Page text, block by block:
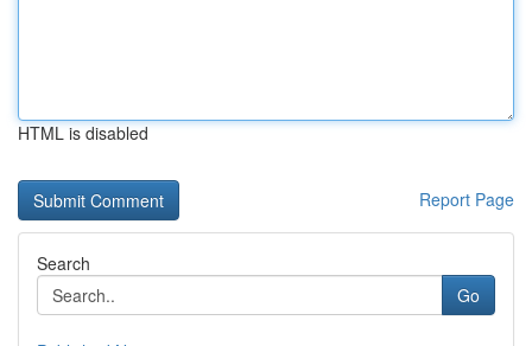
HTML is disabled
Report Page
Search
Go